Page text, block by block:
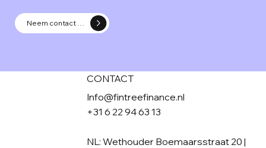
Neem contact op
CONTACT
Info@fintreefinance.nl
+31 6 22 94 63 13
NL: Wethouder Boemaarsstraat 20 |